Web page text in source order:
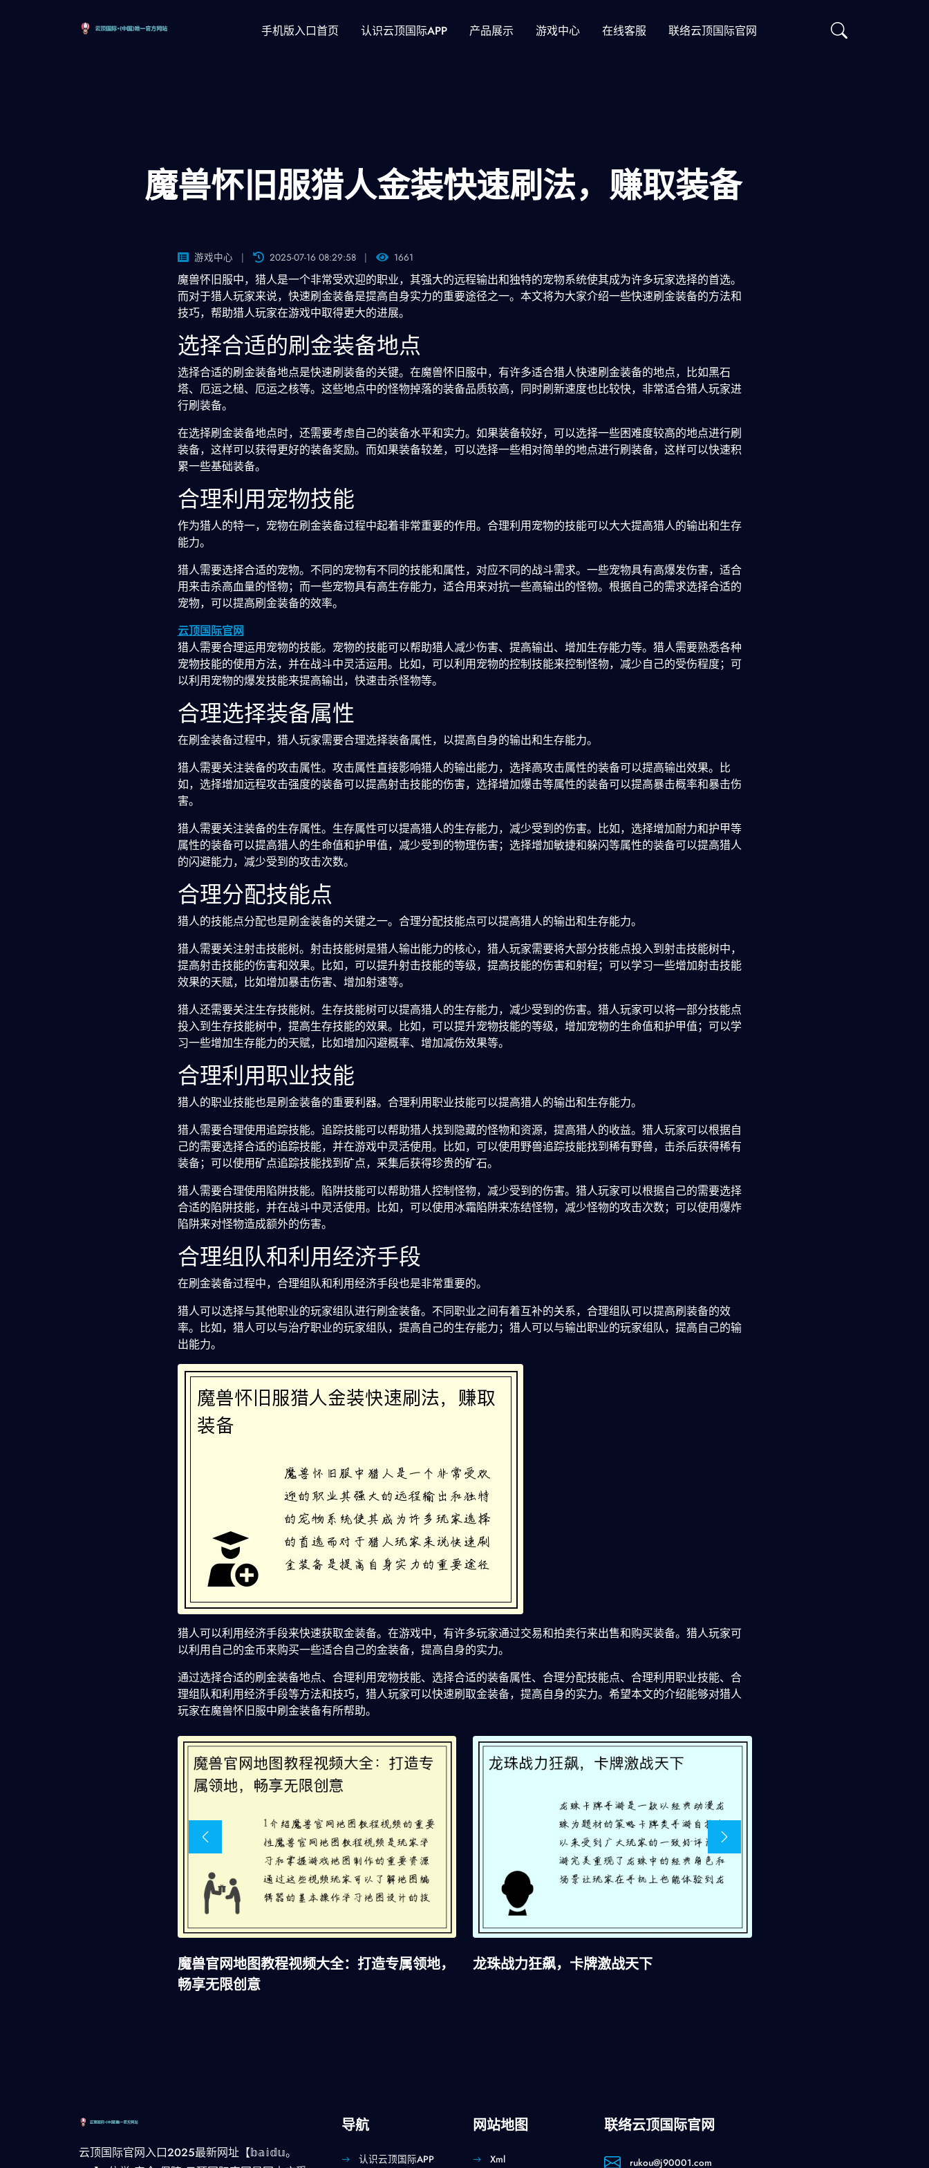
手机版入口首页 认识云顶国际APP 产品展示 游戏中心 在线客服 联络云顶国际官网
魔兽怀旧服猎人金装快速刷法，赚取装备
游戏中心 2025-07-16 08:29:58 1661
魔兽怀旧服中，猎人是一个非常受欢迎的职业，其强大的远程输出和独特的宠物系统使其成为许多玩家选择的首选。
而对于猎人玩家来说，快速刷金装备是提高自身实力的重要途径之一。本文将为大家介绍一些快速刷金装备的方法和
技巧，帮助猎人玩家在游戏中取得更大的进展。
选择合适的刷金装备地点
选择合适的刷金装备地点是快速刷装备的关键。在魔兽怀旧服中，有许多适合猎人快速刷金装备的地点，比如黑石
塔、厄运之槌、厄运之核等。这些地点中的怪物掉落的装备品质较高，同时刷新速度也比较快，非常适合猎人玩家进
行刷装备。
在选择刷金装备地点时，还需要考虑自己的装备水平和实力。如果装备较好，可以选择一些困难度较高的地点进行刷
装备，这样可以获得更好的装备奖励。而如果装备较差，可以选择一些相对简单的地点进行刷装备，这样可以快速积
累一些基础装备。
合理利用宠物技能
作为猎人的特一，宠物在刷金装备过程中起着非常重要的作用。合理利用宠物的技能可以大大提高猎人的输出和生存
能力。
猎人需要选择合适的宠物。不同的宠物有不同的技能和属性，对应不同的战斗需求。一些宠物具有高爆发伤害，适合
用来击杀高血量的怪物；而一些宠物具有高生存能力，适合用来对抗一些高输出的怪物。根据自己的需求选择合适的
宠物，可以提高刷金装备的效率。
云顶国际官网
猎人需要合理运用宠物的技能。宠物的技能可以帮助猎人减少伤害、提高输出、增加生存能力等。猎人需要熟悉各种
宠物技能的使用方法，并在战斗中灵活运用。比如，可以利用宠物的控制技能来控制怪物，减少自己的受伤程度；可
以利用宠物的爆发技能来提高输出，快速击杀怪物等。
合理选择装备属性
在刷金装备过程中，猎人玩家需要合理选择装备属性，以提高自身的输出和生存能力。
猎人需要关注装备的攻击属性。攻击属性直接影响猎人的输出能力，选择高攻击属性的装备可以提高输出效果。比
如，选择增加远程攻击强度的装备可以提高射击技能的伤害，选择增加爆击等属性的装备可以提高暴击概率和暴击伤
害。
猎人需要关注装备的生存属性。生存属性可以提高猎人的生存能力，减少受到的伤害。比如，选择增加耐力和护甲等
属性的装备可以提高猎人的生命值和护甲值，减少受到的物理伤害；选择增加敏捷和躲闪等属性的装备可以提高猎人
的闪避能力，减少受到的攻击次数。
合理分配技能点
猎人的技能点分配也是刷金装备的关键之一。合理分配技能点可以提高猎人的输出和生存能力。
猎人需要关注射击技能树。射击技能树是猎人输出能力的核心，猎人玩家需要将大部分技能点投入到射击技能树中，
提高射击技能的伤害和效果。比如，可以提升射击技能的等级，提高技能的伤害和射程；可以学习一些增加射击技能
效果的天赋，比如增加暴击伤害、增加射速等。
猎人还需要关注生存技能树。生存技能树可以提高猎人的生存能力，减少受到的伤害。猎人玩家可以将一部分技能点
投入到生存技能树中，提高生存技能的效果。比如，可以提升宠物技能的等级，增加宠物的生命值和护甲值；可以学
习一些增加生存能力的天赋，比如增加闪避概率、增加减伤效果等。
合理利用职业技能
猎人的职业技能也是刷金装备的重要利器。合理利用职业技能可以提高猎人的输出和生存能力。
猎人需要合理使用追踪技能。追踪技能可以帮助猎人找到隐藏的怪物和资源，提高猎人的收益。猎人玩家可以根据自
己的需要选择合适的追踪技能，并在游戏中灵活使用。比如，可以使用野兽追踪技能找到稀有野兽，击杀后获得稀有
装备；可以使用矿点追踪技能找到矿点，采集后获得珍贵的矿石。
猎人需要合理使用陷阱技能。陷阱技能可以帮助猎人控制怪物，减少受到的伤害。猎人玩家可以根据自己的需要选择
合适的陷阱技能，并在战斗中灵活使用。比如，可以使用冰霜陷阱来冻结怪物，减少怪物的攻击次数；可以使用爆炸
陷阱来对怪物造成额外的伤害。
合理组队和利用经济手段
在刷金装备过程中，合理组队和利用经济手段也是非常重要的。
猎人可以选择与其他职业的玩家组队进行刷金装备。不同职业之间有着互补的关系，合理组队可以提高刷装备的效
率。比如，猎人可以与治疗职业的玩家组队，提高自己的生存能力；猎人可以与输出职业的玩家组队，提高自己的输
出能力。
猎人可以利用经济手段来快速获取金装备。在游戏中，有许多玩家通过交易和拍卖行来出售和购买装备。猎人玩家可
以利用自己的金币来购买一些适合自己的金装备，提高自身的实力。
通过选择合适的刷金装备地点、合理利用宠物技能、选择合适的装备属性、合理分配技能点、合理利用职业技能、合
理组队和利用经济手段等方法和技巧，猎人玩家可以快速刷取金装备，提高自身的实力。希望本文的介绍能够对猎人
玩家在魔兽怀旧服中刷金装备有所帮助。
魔兽官网地图教程视频大全：打造专属领地，
畅享无限创意
龙珠战力狂飙，卡牌激战天下
云顶国际官网入口2025最新网址【𝕓𝕒𝕚𝕕𝕦。
导航
认识云顶国际APP
网站地图
Xml
联络云顶国际官网
rukou@j90001.com